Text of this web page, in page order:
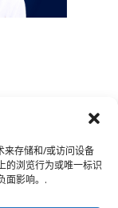
来存储和/或访问设备
的浏览行为或唯一标识
面影响。.